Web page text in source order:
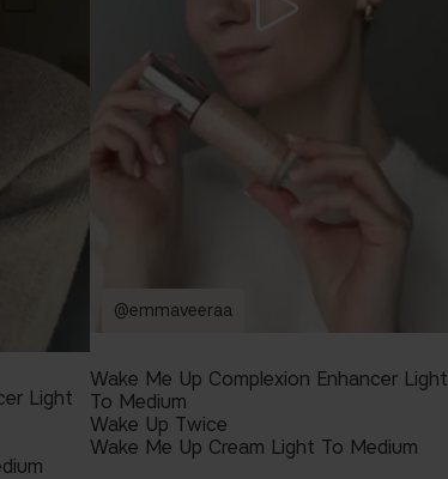
Light
@emmaveeraa
Wake Me Up Complexion Enhancer Light
To Medium
Wake Up Twice
Wake Me Up Cream Light To Medium